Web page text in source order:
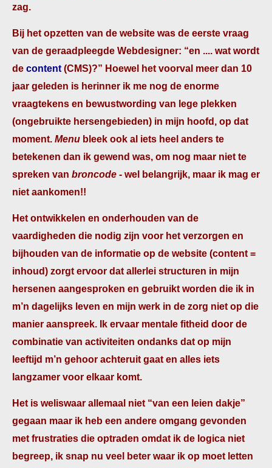
zag.
Bij het opzetten van de website was de eerste vraag
van de geraadpleegde Webdesigner: “en .... wat wordt
de content (CMS)?” Hoewel het voorval meer dan 10
jaar geleden is herinner ik me nog de enorme
vraagtekens en bewustwording van lege plekken
(ongebruikte hersengebieden) in mijn hoofd, op dat
moment. Menu bleek ook al iets heel anders te
betekenen dan ik gewend was, om nog maar niet te
spreken van broncode - wel belangrijk, maar ik mag er
niet aankomen!!
Het ontwikkelen en onderhouden van de
vaardigheden die nodig zijn voor het verzorgen en
bijhouden van de informatie op de website (content =
inhoud) zorgt ervoor dat allerlei structuren in mijn
hersenen aangesproken en gebruikt worden die ik in
m’n dagelijks leven en mijn werk in de zorg niet op die
manier aanspreek. Ik ervaar mentale fitheid door de
combinatie van activiteiten ondanks dat op mijn
leeftijd m’n gehoor achteruit gaat en alles iets
langzamer voor elkaar komt.
Het is weliswaar allemaal niet “van een leien dakje”
gegaan maar ik heb een andere omgang gevonden
met frustraties die optraden omdat ik de logica niet
begreep, ik snap nu veel beter waar ik op moet letten